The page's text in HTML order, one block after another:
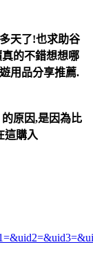
天了!也求助谷
真的不錯想想哪
用品分享推薦.
的原因,是因為比
這購入